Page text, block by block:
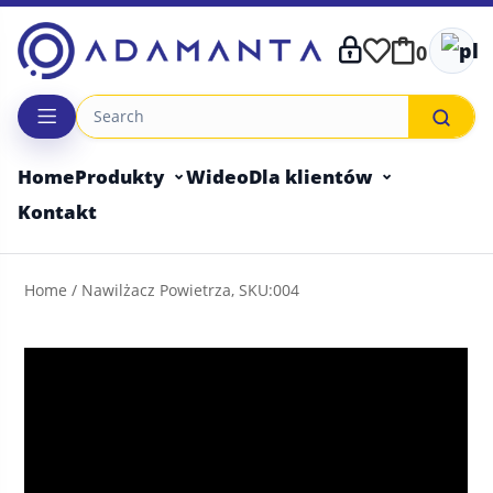
Skip
content
0
HomeProdukty WideoDla klientów
Kontakt
Home / Nawilżacz Powietrza, SKU:004